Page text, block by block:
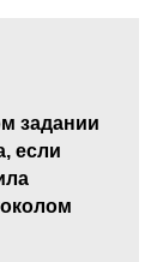
задании
если